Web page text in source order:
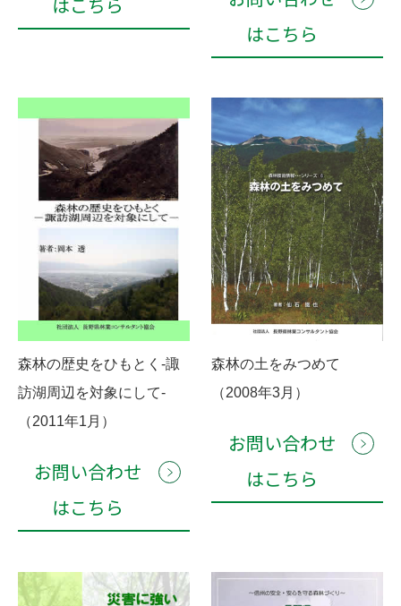
はこちら
森林の歴史をひもとく-諏
訪湖周辺を対象にして-
（2011年1月）
お問い合わせ
はこちら
森林の土をみつめて
（2008年3月）
お問い合わせ
はこちら